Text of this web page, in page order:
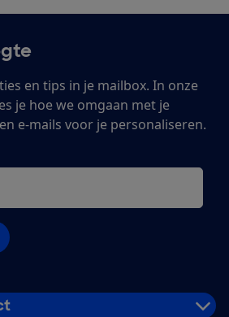
en tips in je mailbox. In onze
je hoe we omgaan met je
e-mails voor je personaliseren.